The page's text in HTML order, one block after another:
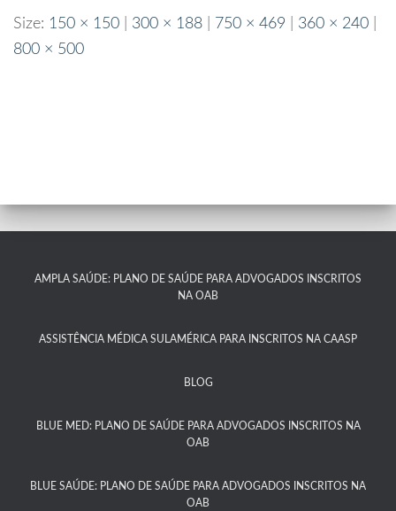
Size: 150 × 150 300 × 188 750 × 469 360 × 240
800 × 500
AMPLA SAÚDE: PLANO DE SAÚDE PARA ADVOGADOS INSCRITOS
NA OAB
ASSISTÊNCIA MÉDICA SULAMÉRICA PARA INSCRITOS NA CAASP​
BLOG
BLUE MED: PLANO DE SAÚDE PARA ADVOGADOS INSCRITOS NA
OAB
BLUE SAÚDE: PLANO DE SAÚDE PARA ADVOGADOS INSCRITOS NA
OAB​